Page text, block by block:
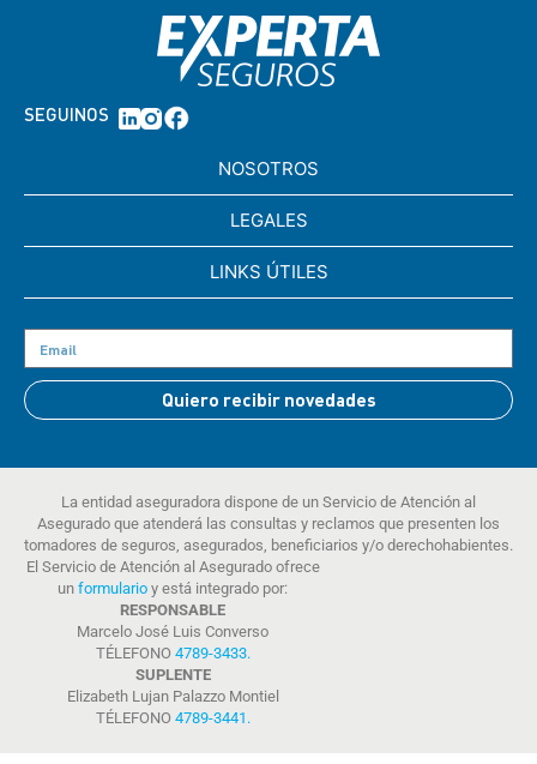
SEGUINOS
NOSOTROS
LEGALES
LINKS ÚTILES
Quiero recibir novedades
La entidad aseguradora dispone de un Servicio de Atención al
Asegurado que atenderá las consultas y reclamos que presenten los
tomadores de seguros, asegurados, beneficiarios y/o derechohabientes.
El Servicio de Atención al Asegurado ofrece
un formulario y está integrado por:
RESPONSABLE
Marcelo José Luis Converso
TÉLEFONO 4789-3433.
SUPLENTE
Elizabeth Lujan Palazzo Montiel
TÉLEFONO 4789-3441 .